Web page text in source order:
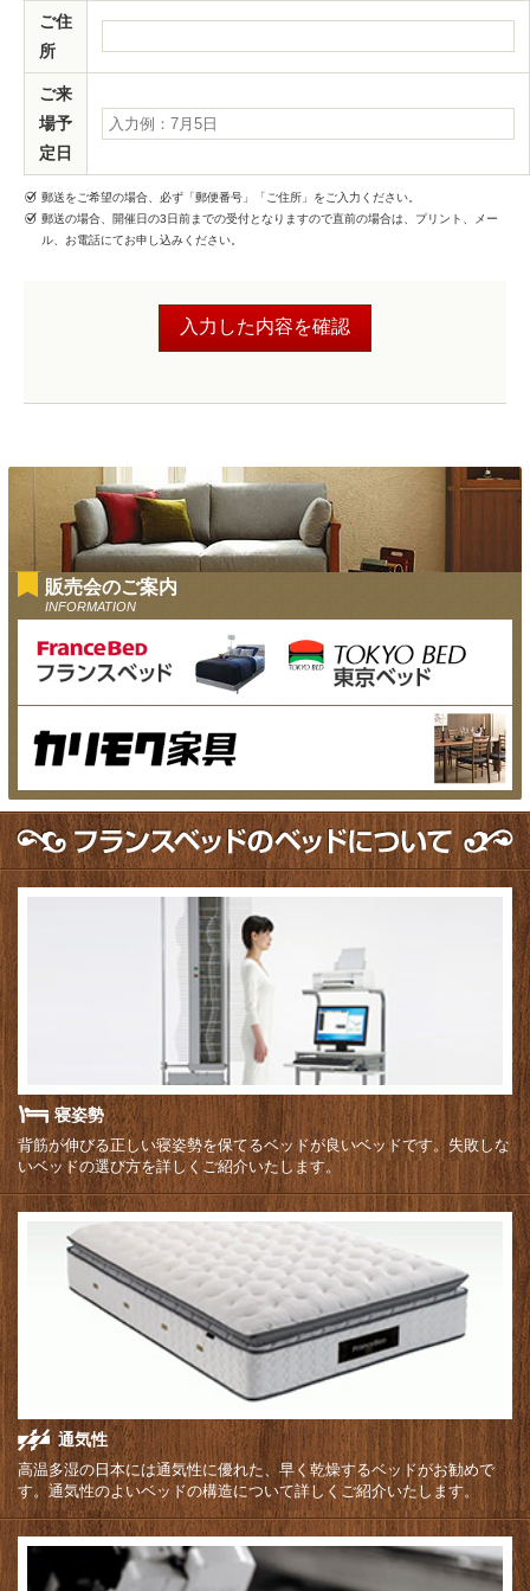
ご住
所
ご来
場予
定日
郵送をご希望の場合、必ず「郵便番号」「ご住所」をご入力ください。
郵送の場合、開催日の3日前までの受付となりますので直前の場合は、プリント、メー
ル、お電話にてお申し込みください。
販売会のご案内
INFORMATION
寝姿勢
背筋が伸びる正しい寝姿勢を保てるベッドが良いベッドです。失敗しな
いベッドの選び方を詳しくご紹介いたします。
通気性
高温多湿の日本には通気性に優れた、早く乾燥するベッドがお勧めで
す。通気性のよいベッドの構造について詳しくご紹介いたします。